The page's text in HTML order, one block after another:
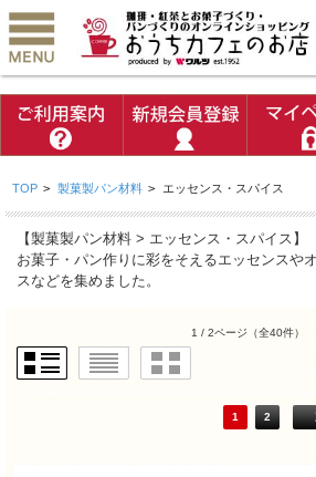
TOP > 製菓製パン材料 > エッセンス・スパイス
【製菓製パン材料 > エッセンス・スパイス】
お菓子・パン作りに彩をそえるエッセンスや
スなどを集めました。
1 / 2ページ （全40件）
1 2